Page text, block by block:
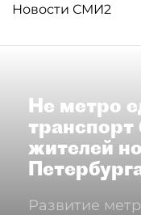
Новости СМИ2
Не метро
транспорт
жителей
Развитие